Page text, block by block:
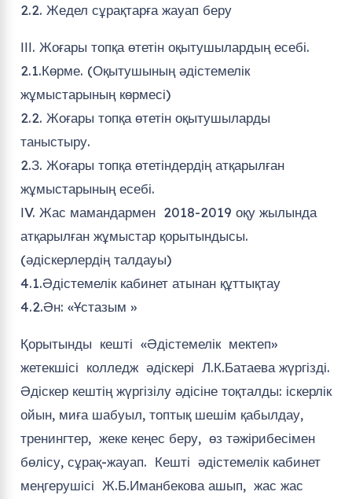
2.2. Жедел сұрақтарға жауап беру
ІІІ. Жоғары топқа өтетін оқытушылардың есебі.
2.1.Көрме. (Оқытушының әдістемелік
жұмыстарының көрмесі)
2.2. Жоғары топқа өтетін оқытушыларды
таныстыру.
2.З. Жоғары топқа өтетіндердің атқарылған
жұмыстарының есебі.
ІV. Жас мамандармен 2018-2019 оқу жылында
атқарылған жұмыстар қорытындысы.
(әдіскерлердің талдауы)
4.1.Әдістемелік кабинет атынан құттықтау
4.2.Ән: «Ұстазым »
Қорытынды кешті «Әдістемелік мектеп»
жетекшісі колледж әдіскері Л.К.Батаева жүргізді.
Әдіскер кештің жүргізілу әдісіне тоқталды: іскерлік
ойын, миға шабуыл, топтық шешім қабылдау,
тренингтер, жеке кеңес беру, өз тәжірибесімен
бөлісу, сұрақ-жауап. Кешті әдістемелік кабинет
меңгерушісі Ж.Б.Иманбекова ашып, жас жас